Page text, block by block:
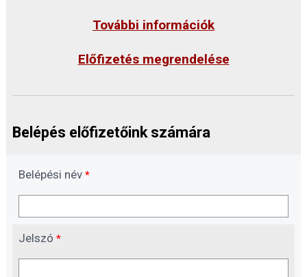
További információk
Előfizetés megrendelése
Belépés előfizetőink számára
Belépési név *
Jelszó *